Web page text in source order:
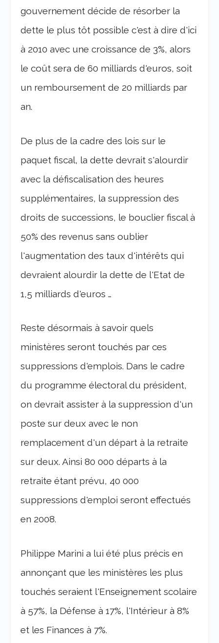
gouvernement décide de résorber la
dette le plus tôt possible c'est à dire d'ici
à 2010 avec une croissance de 3%, alors
le coût sera de 60 milliards d'euros, soit
un remboursement de 20 milliards par
an.
De plus de la cadre des lois sur le
paquet fiscal, la dette devrait s'alourdir
avec la défiscalisation des heures
supplémentaires, la suppression des
droits de successions, le bouclier fiscal à
50% des revenus sans oublier
l'augmentation des taux d'intérêts qui
devraient alourdir la dette de l'Etat de
1,5 milliards d'euros …
Reste désormais à savoir quels
ministères seront touchés par ces
suppressions d'emplois. Dans le cadre
du programme électoral du président,
on devrait assister à la suppression d'un
poste sur deux avec le non
remplacement d'un départ à la retraite
sur deux. Ainsi 80 000 départs à la
retraite étant prévu, 40 000
suppressions d'emploi seront effectués
en 2008.
Philippe Marini a lui été plus précis en
annonçant que les ministères les plus
touchés seraient l'Enseignement scolaire
à 57%, la Défense à 17%, l'Intérieur à 8%
et les Finances à 7%.